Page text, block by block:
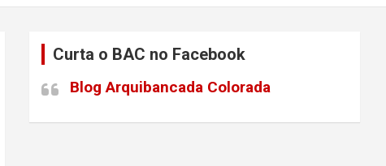
Curta o BAC no Facebook
Blog Arquibancada Colorada